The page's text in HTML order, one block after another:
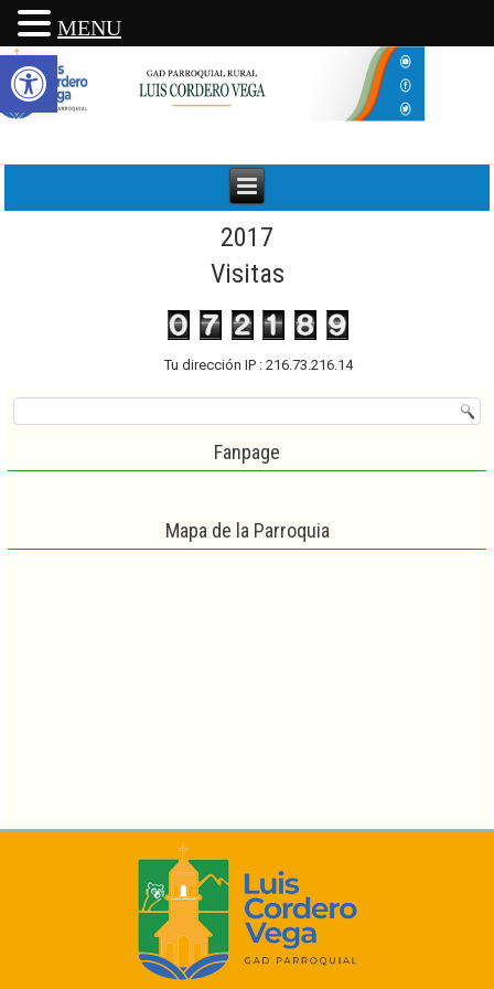
Abrir barra de herramientas
2017
Visitas
Tu dirección IP : 216.73.216.14
Fanpage
Mapa de la Parroquia
MENU